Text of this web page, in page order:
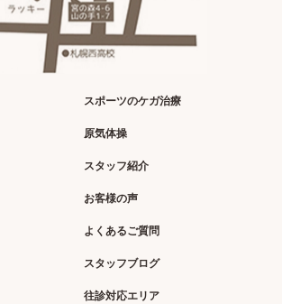
スポーツのケガ治療
原気体操
スタッフ紹介
お客様の声
よくあるご質問
スタッフブログ
往診対応エリア